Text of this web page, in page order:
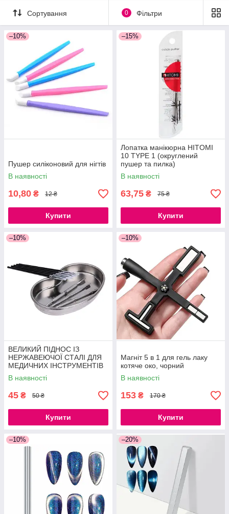
Сортування 0 Фільтри
–10%
Пушер силіконовий для нігтів
В наявності
10,80 ₴ 12 ₴
Купити
–15%
Лопатка манікюрна HITOMI
10 TYPE 1 (округлений
пушер та пилка)
В наявності
63,75 ₴ 75 ₴
Купити
–10%
ВЕЛИКИЙ ПІДНОС ІЗ
НЕРЖАВЕЮЧОЇ СТАЛІ ДЛЯ
МЕДИЧНИХ ІНСТРУМЕНТІВ
21СМ
В наявності
45 ₴ 50 ₴
Купити
–10%
Магніт 5 в 1 для гель лаку
котяче око, чорний
В наявності
153 ₴ 170 ₴
Купити
–10% –20%